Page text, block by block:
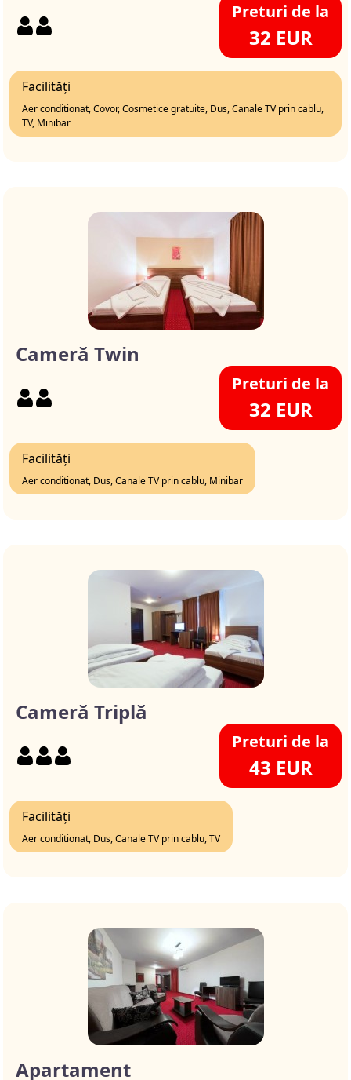
Preturi de la
32 EUR
Facilități
Aer conditionat, Covor, Cosmetice gratuite, Dus, Canale TV prin cablu,
TV, Minibar
Cameră Twin
Preturi de la
32 EUR
Facilități
Aer conditionat, Dus, Canale TV prin cablu, Minibar
Cameră Triplă
Preturi de la
43 EUR
Facilități
Aer conditionat, Dus, Canale TV prin cablu, TV
Apartament